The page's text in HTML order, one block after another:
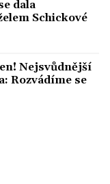
dala
Schickové
Nejsvůdnější
Rozvádíme se